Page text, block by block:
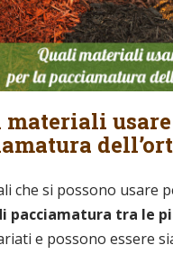
materiali
che si possono usare
pacciamatura tra le
e possono essere